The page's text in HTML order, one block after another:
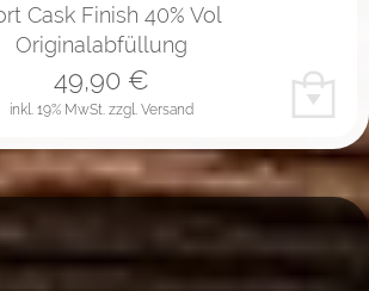
Cask Finish 40% Vol
Originalabfüllung
inkl. 19% MwSt. zzgl. Versand
49,90 €